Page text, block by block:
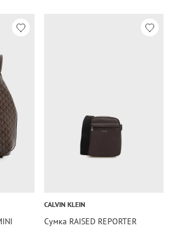
CALVIN KLEIN
Сумка RAISED REPORTER